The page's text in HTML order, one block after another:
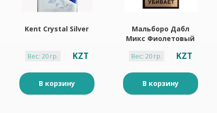
Kent Crystal Silver
Вес: 20 гр. KZT
В корзину
Мальборо Дабл
Микс Фиолетовый
Вес: 20 гр. KZT
В корзину